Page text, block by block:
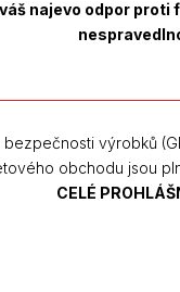
najevo odpor proti
výrobků
obchodu jsou
CELÉ